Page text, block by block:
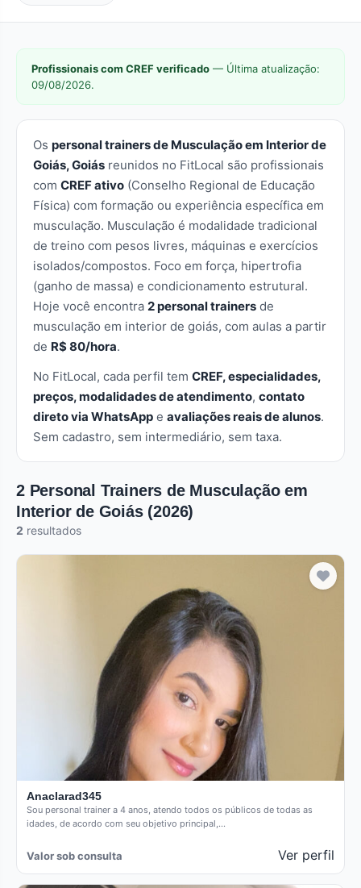
Profissionais com CREF verificado — Última atualização:
09/08/2026.
Os personal trainers de Musculação em Interior de
Goiás, Goiás reunidos no FitLocal são profissionais
com CREF ativo (Conselho Regional de Educação
Física) com formação ou experiência específica em
musculação. Musculação é modalidade tradicional
de treino com pesos livres, máquinas e exercícios
isolados/compostos. Foco em força, hipertrofia
(ganho de massa) e condicionamento estrutural.
Hoje você encontra 2 personal trainers de
musculação em interior de goiás, com aulas a partir
de R$ 80/hora.
No FitLocal, cada perfil tem CREF, especialidades,
preços, modalidades de atendimento, contato
direto via WhatsApp e avaliações reais de alunos.
Sem cadastro, sem intermediário, sem taxa.
2 Personal Trainers de Musculação em
Interior de Goiás (2026)
2 resultados
Anaclarad345
Sou personal trainer a 4 anos, atendo todos os públicos de todas as
idades, de acordo com seu objetivo principal,…
Valor sob consulta Ver perfil